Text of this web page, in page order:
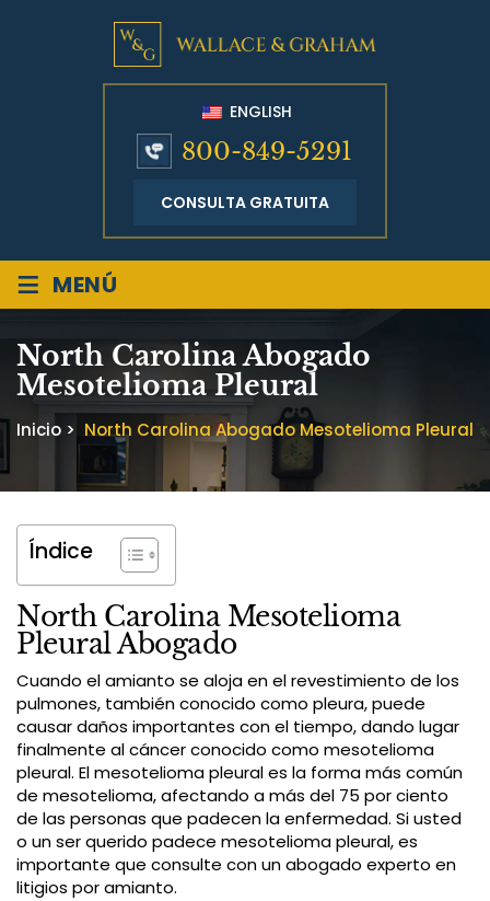
ENGLISH
800-849-5291
CONSULTA GRATUITA
≡ MENÚ
North Carolina Abogado
Mesotelioma Pleural
Inicio > North Carolina Abogado Mesotelioma Pleural
Índice
North Carolina Mesotelioma
Pleural Abogado
Cuando el amianto se aloja en el revestimiento de los
pulmones, también conocido como pleura, puede
causar daños importantes con el tiempo, dando lugar
finalmente al cáncer conocido como mesotelioma
pleural. El mesotelioma pleural es la forma más común
de mesotelioma, afectando a más del 75 por ciento
de las personas que padecen la enfermedad. Si usted
o un ser querido padece mesotelioma pleural, es
importante que consulte con un abogado experto en
litigios por amianto.